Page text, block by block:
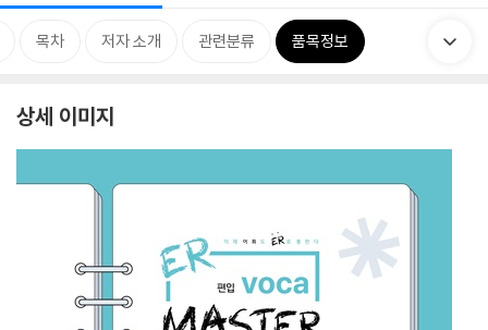
목차 저자 소개 관련분류 품목정보
상세 이미지